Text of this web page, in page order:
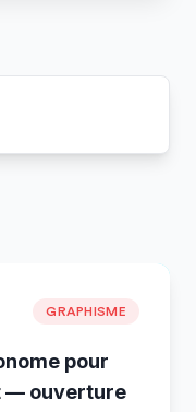
GRAPHISME
pour
— ouverture